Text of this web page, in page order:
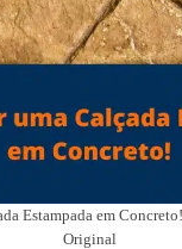
Estampada em
Original